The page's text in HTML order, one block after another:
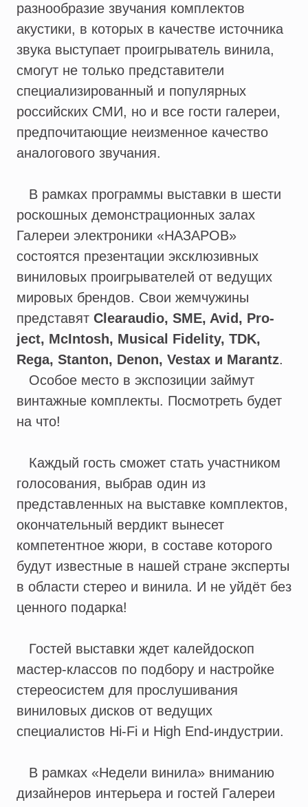
разнообразие звучания комплектов
акустики, в которых в качестве источника
звука выступает проигрыватель винила,
смогут не только представители
специализированный и популярных
российских СМИ, но и все гости галереи,
предпочитающие неизменное качество
аналогового звучания.
В рамках программы выставки в шести
роскошных демонстрационных залах
Галереи электроники «НАЗАРОВ»
состоятся презентации эксклюзивных
виниловых проигрывателей от ведущих
мировых брендов. Свои жемчужины
представят Clearaudio, SME, Avid, Pro-
ject, McIntosh, Musical Fidelity, TDK,
Rega, Stanton, Denon, Vestax и Marantz.
Особое место в экспозиции займут
винтажные комплекты. Посмотреть будет
на что!
Каждый гость сможет стать участником
голосования, выбрав один из
представленных на выставке комплектов,
окончательный вердикт вынесет
компетентное жюри, в составе которого
будут известные в нашей стране эксперты
в области стерео и винила. И не уйдёт без
ценного подарка!
Гостей выставки ждет калейдоскоп
мастер-классов по подбору и настройке
стереосистем для прослушивания
виниловых дисков от ведущих
специалистов Hi-Fi и High End-индустрии.
В рамках «Недели винила» вниманию
дизайнеров интерьера и гостей Галереи